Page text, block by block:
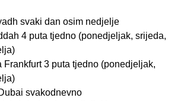
svaki dan osim nedjelje
4 puta tjedno (ponedjeljak, srijeda,
Frankfurt 3 puta tjedno (ponedjeljak,
svakodnevno